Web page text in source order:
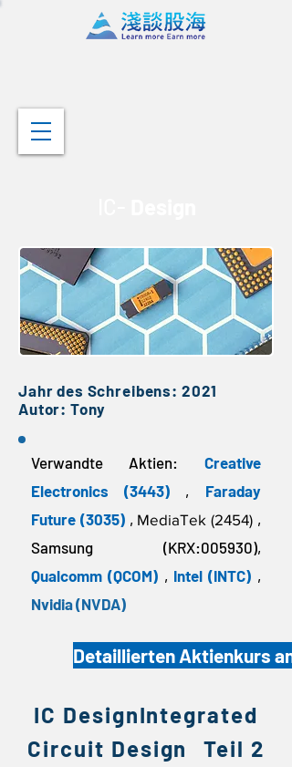
Jahr des Schreibens: 2021
Autor: Tony
Verwandte Aktien:
Creative
Electronics (3443)
,
Faraday
Future (3035) , MediaTek (2454) ,
Samsung (KRX:005930),
Qualcomm (QCOM) , Intel (INTC) ,
Nvidia (NVDA)
Detaillierten Aktienkurs
​IC DesignIntegrated
Circuit Design
Teil 2